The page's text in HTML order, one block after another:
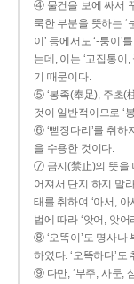
④ 물건을 보에 싸서
룩한 부분을 뜻하는 ‘
이’ 등에서도 ‘-퉁이’
는데, 이는 ‘고집통이,
기 때문이다.
⑤ ‘봉족(奉足), 주초(
것이 일반적이므로 ‘
⑥ ‘뻗장다리’를 취하
을 수용한 것이다.
⑦ 금지(禁止)의 뜻을
어져서 단지 하지 말
태를 취하여 ‘아서,
법에 따라 ‘앗어, 앗어
⑧ ‘오똑이’도 명사나
하였다. ‘오똑하다’도
⑨ 다만, ‘부주, 사둔,